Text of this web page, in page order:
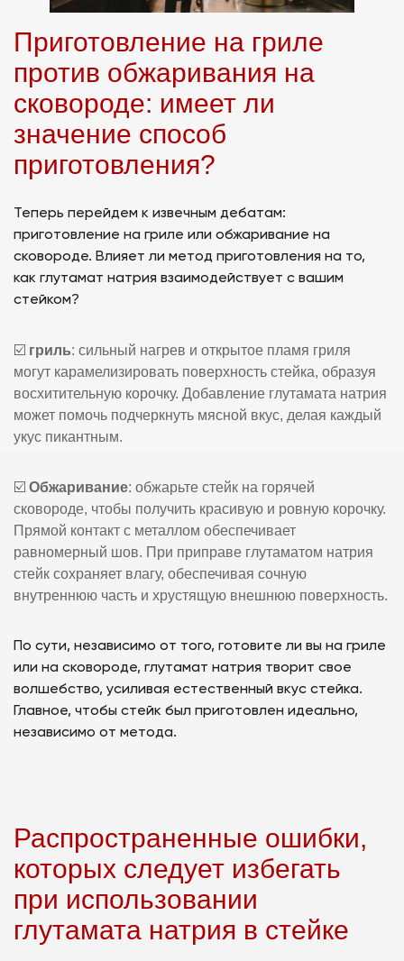
Приготовление на гриле
против обжаривания на
сковороде: имеет ли
значение способ
приготовления?
Теперь перейдем к извечным дебатам:
приготовление на гриле или обжаривание на
сковороде. Влияет ли метод приготовления на то,
как глутамат натрия взаимодействует с вашим
стейком?
☑️ гриль: сильный нагрев и открытое пламя гриля
могут карамелизировать поверхность стейка, образуя
восхитительную корочку. Добавление глутамата натрия
может помочь подчеркнуть мясной вкус, делая каждый
укус пикантным.
☑️ Обжаривание: обжарьте стейк на горячей
сковороде, чтобы получить красивую и ровную корочку.
Прямой контакт с металлом обеспечивает
равномерный шов. При приправе глутаматом натрия
стейк сохраняет влагу, обеспечивая сочную
внутреннюю часть и хрустящую внешнюю поверхность.
По сути, независимо от того, готовите ли вы на гриле
или на сковороде, глутамат натрия творит свое
волшебство, усиливая естественный вкус стейка.
Главное, чтобы стейк был приготовлен идеально,
независимо от метода.
Распространенные ошибки,
которых следует избегать
при использовании
глутамата натрия в стейке